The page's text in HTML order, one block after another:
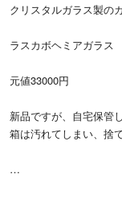
クリスタルガラス製の
ラスカボヘミアガラス
元値33000円
新品ですが、自宅保管
箱は汚れてしまい、捨